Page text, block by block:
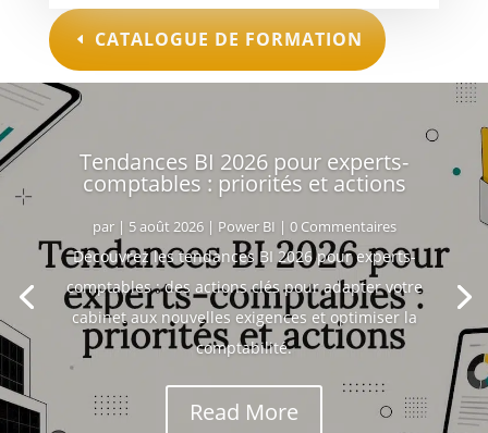
CATALOGUE DE FORMATION
Tendances BI 2026 pour experts-
comptables : priorités et actions
par | 5 août 2026| Power BI | 0 Commentaires
Découvrez les tendances BI 2026 pour experts-
comptables : des actions clés pour adapter votre
cabinet aux nouvelles exigences et optimiser la
comptabilité.
Read More